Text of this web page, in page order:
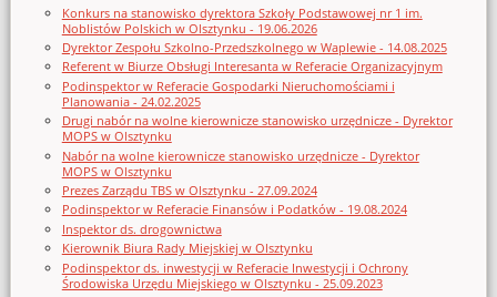
Konkurs na stanowisko dyrektora Szkoły Podstawowej nr 1 im.
Noblistów Polskich w Olsztynku - 19.06.2026
Dyrektor Zespołu Szkolno-Przedszkolnego w Waplewie - 14.08.2025
Referent w Biurze Obsługi Interesanta w Referacie Organizacyjnym
Podinspektor w Referacie Gospodarki Nieruchomościami i
Planowania - 24.02.2025
Drugi nabór na wolne kierownicze stanowisko urzędnicze - Dyrektor
MOPS w Olsztynku
Nabór na wolne kierownicze stanowisko urzędnicze - Dyrektor
MOPS w Olsztynku
Prezes Zarządu TBS w Olsztynku - 27.09.2024
Podinspektor w Referacie Finansów i Podatków - 19.08.2024
Inspektor ds. drogownictwa
Kierownik Biura Rady Miejskiej w Olsztynku
Podinspektor ds. inwestycji w Referacie Inwestycji i Ochrony
Środowiska Urzędu Miejskiego w Olsztynku - 25.09.2023